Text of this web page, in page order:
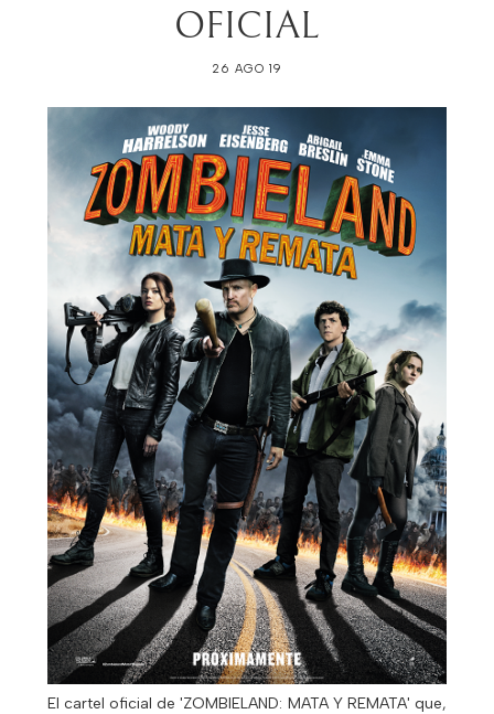
OFICIAL
26 AGO 19
El cartel oficial de 'ZOMBIELAND: MATA Y REMATA' que,